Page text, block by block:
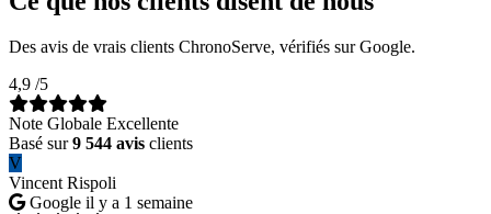
Des avis de vrais clients ChronoServe, vérifiés sur Google.
4,9 /5
Note Globale Excellente
Basé sur9 544 avis clients
V
Vincent Rispoli
Google il y a 1 semaine